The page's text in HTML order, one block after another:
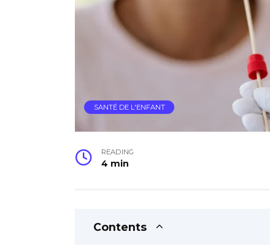
SANTÉ DE L'ENFANT
READING
4 min
Contents